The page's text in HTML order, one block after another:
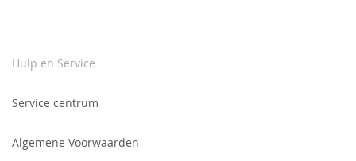
Hulp en Service
Service centrum
Algemene Voorwaarden